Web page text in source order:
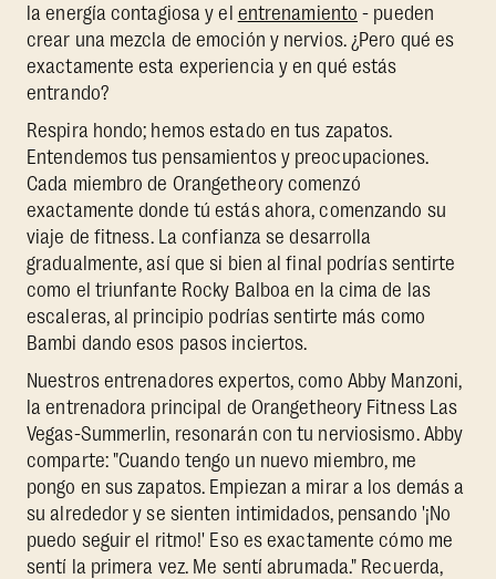
la energía contagiosa y el entrenamiento - pueden
crear una mezcla de emoción y nervios. ¿Pero qué es
exactamente esta experiencia y en qué estás
entrando?
Respira hondo; hemos estado en tus zapatos.
Entendemos tus pensamientos y preocupaciones.
Cada miembro de Orangetheory comenzó
exactamente donde tú estás ahora, comenzando su
viaje de fitness. La confianza se desarrolla
gradualmente, así que si bien al final podrías sentirte
como el triunfante Rocky Balboa en la cima de las
escaleras, al principio podrías sentirte más como
Bambi dando esos pasos inciertos.
Nuestros entrenadores expertos, como Abby Manzoni,
la entrenadora principal de Orangetheory Fitness Las
Vegas-Summerlin, resonarán con tu nerviosismo. Abby
comparte: "Cuando tengo un nuevo miembro, me
pongo en sus zapatos. Empiezan a mirar a los demás a
su alrededor y se sienten intimidados, pensando '¡No
puedo seguir el ritmo!' Eso es exactamente cómo me
sentí la primera vez. Me sentí abrumada." Recuerda,